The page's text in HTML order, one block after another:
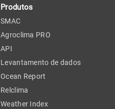
Produtos
SMAC
Agroclima PRO
API
Levantamento de dados
Ocean Report
Relclima
Weather Index